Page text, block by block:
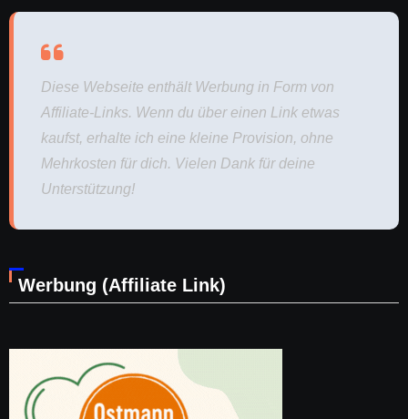
Diese Webseite enthält Werbung in Form von
Affiliate-Links. Wenn du über einen Link etwas
kaufst, erhalte ich eine kleine Provision, ohne
Mehrkosten für dich. Vielen Dank für deine
Unterstützung!
Werbung (Affiliate Link)